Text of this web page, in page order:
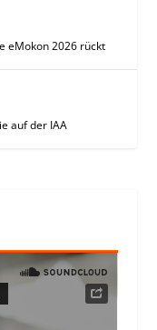
eMokon 2026 rückt
auf der IAA